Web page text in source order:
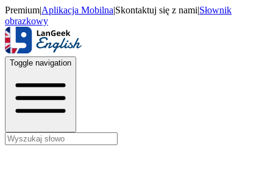
Premium|Aplikacja Mobilna|Skontaktuj się z nami|Słownik
obrazkowy
Toggle navigation